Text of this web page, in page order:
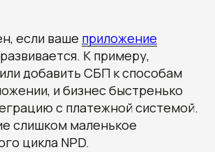
если ваше приложение
К примеру,
добавить СБП к способам
и бизнес быстренько
с платежной системой.
слишком маленькое
цикла NPD.